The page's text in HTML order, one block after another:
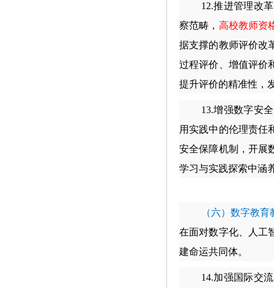
12.推进管理改
察范畴， 高校教师资
据支撑的教师评价改
过程评价、增值评价
提升评价的精准性，
13.增强数字安
用实践中的伦理责任
安全保障机制，开展
学习与实践探索中涵
（六）数字教
在面对数字化、人工
建命运共同体。
14.加强国际交